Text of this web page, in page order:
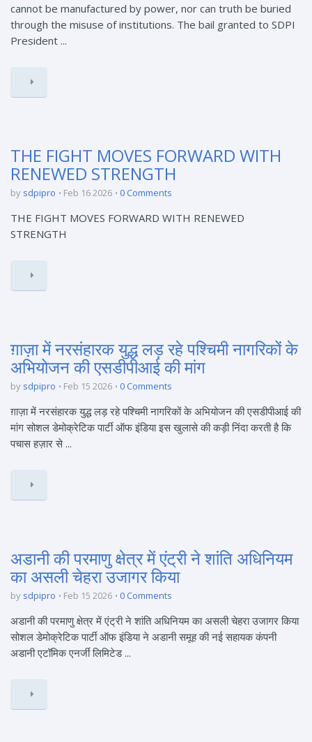
cannot be manufactured by power, nor can truth be buried
through the misuse of institutions. The bail granted to SDPI
President ...
THE FIGHT MOVES FORWARD WITH
RENEWED STRENGTH
by sdpipro Feb 16 2026 0 Comments
THE FIGHT MOVES FORWARD WITH RENEWED
STRENGTH
ग़ाज़ा में नरसंहारक युद्ध लड़ रहे पश्चिमी नागरिकों के
अभियोजन की एसडीपीआई की मांग
by sdpipro Feb 15 2026 0 Comments
ग़ाज़ा में नरसंहारक युद्ध लड़ रहे पश्चिमी नागरिकों के अभियोजन की एसडीपीआई की
मांग सोशल डेमोक्रेटिक पार्टी ऑफ इंडिया इस खुलासे की कड़ी निंदा करती है कि
पचास हज़ार से ...
अडानी की परमाणु क्षेत्र में एंट्री ने शांति अधिनियम
का असली चेहरा उजागर किया
by sdpipro Feb 15 2026 0 Comments
अडानी की परमाणु क्षेत्र में एंट्री ने शांति अधिनियम का असली चेहरा उजागर किया
सोशल डेमोक्रेटिक पार्टी ऑफ इंडिया ने अडानी समूह की नई सहायक कंपनी
अडानी एटॉमिक एनर्जी लिमिटेड ...